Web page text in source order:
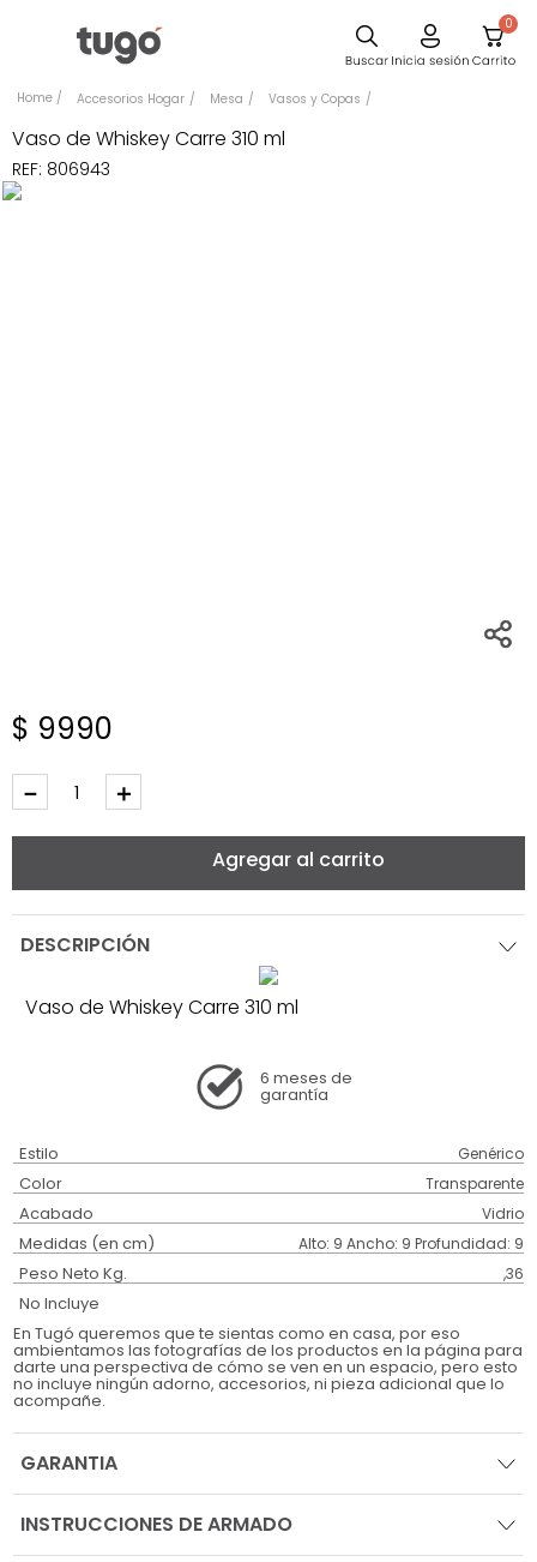
0
Accesorios Hogar Mesa Vasos y Copas
Vaso de Whiskey Carre 310 ml
REF: 806943
$ 9990
＋
－
Agregar al carrito
DESCRIPCIÓN
Vaso de Whiskey Carre 310 ml
6 meses de
garantía
Estilo Genérico
Color Transparente
Acabado Vidrio
Medidas (en cm) Alto: 9 Ancho: 9 Profundidad: 9
Peso Neto Kg. ,36
No Incluye
En Tugó queremos que te sientas como en casa, por eso
ambientamos las fotografías de los productos en la página para
darte una perspectiva de cómo se ven en un espacio, pero esto
no incluye ningún adorno, accesorios, ni pieza adicional que lo
acompañe.
GARANTIA
INSTRUCCIONES DE ARMADO
Comedor
Escritorio